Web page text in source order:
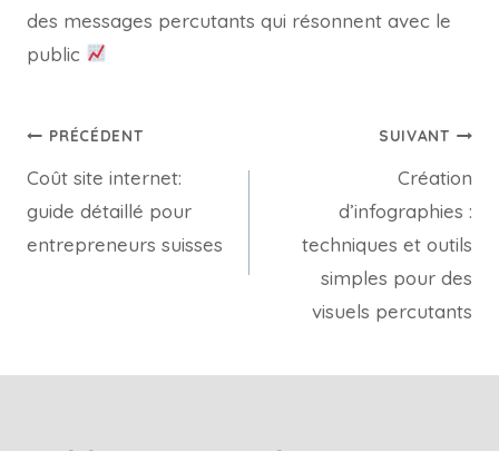
des messages percutants qui résonnent avec le
public
PRÉCÉDENT
Coût site internet:
guide détaillé pour
entrepreneurs suisses
SUIVANT
Création
d’infographies :
techniques et outils
simples pour des
visuels percutants